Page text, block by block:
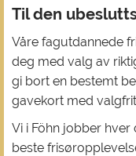
Til den
Våre fagutdannede
deg med valg av
gi bort en bestemt
gavekort med
Vi i Föhn jobber
beste